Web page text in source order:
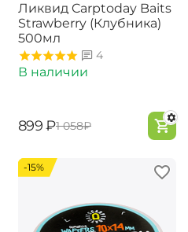
Ликвид Carptoday Baits
Strawberry (Клубника)
500мл
4
В наличии
‍899‍ ₽‍1 058‍₽
-15%